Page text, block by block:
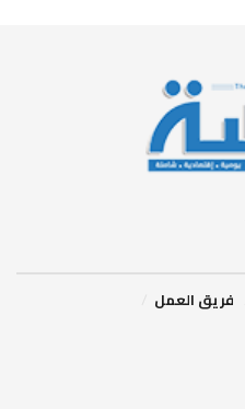
فريق العمل